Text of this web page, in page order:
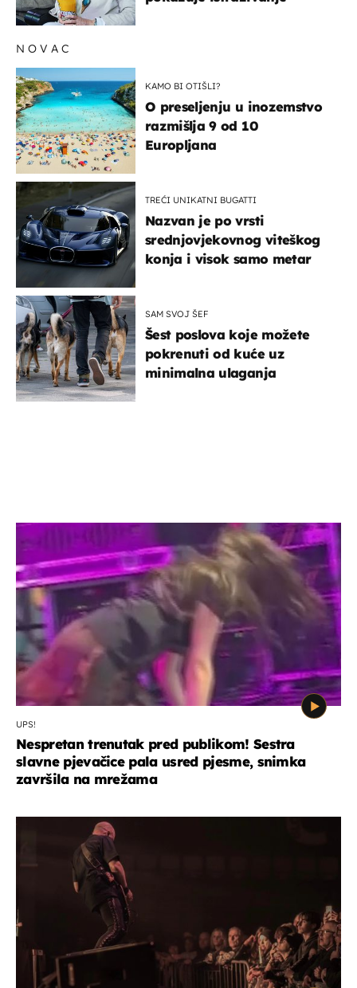
NOVAC
KAMO BI OTIŠLI?
O preseljenju u inozemstvo
razmišlja 9 od 10
Europljana
TREĆI UNIKATNI BUGATTI
Nazvan je po vrsti
srednjovjekovnog viteškog
konja i visok samo metar
SAM SVOJ ŠEF
Šest poslova koje možete
pokrenuti od kuće uz
minimalna ulaganja
UPS!
Nespretan trenutak pred publikom! Sestra
slavne pjevačice pala usred pjesme, snimka
završila na mrežama